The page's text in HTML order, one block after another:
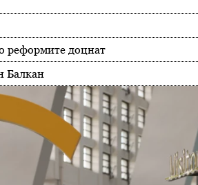
реформите доцнат
Балкан